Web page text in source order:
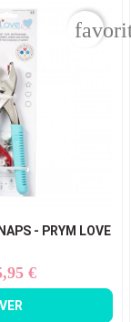
- PRYM LOVE
Precio
€
VER